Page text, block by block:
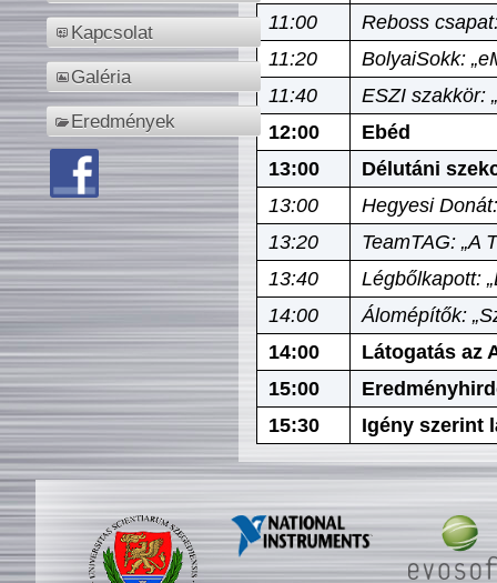
Kapcsolat
Galéria
Eredmények
11:00
Reboss
11:20
BolyaiSokk:
11:40
ESZI szakkör:
12:00
Ebéd
13:00
Délutáni
13:00
Hegyesi
13:20
TeamTAG: „A
13:40
Légbőlkapott:
14:00
Álomépítők:
14:00
Látogatás az
15:00
15:30
Igény szerint